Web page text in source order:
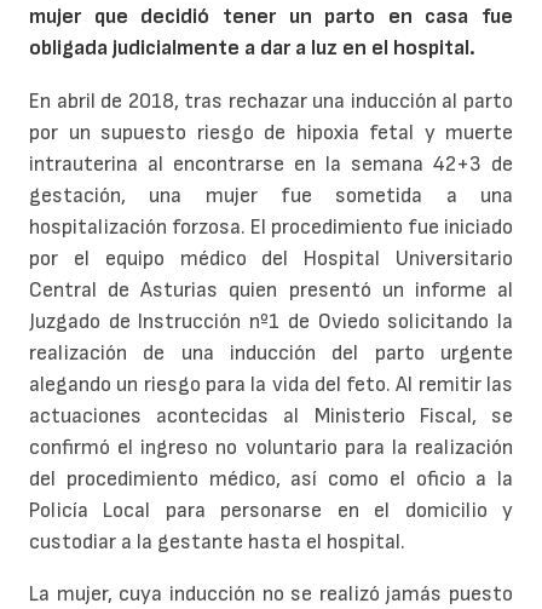
mujer que decidió tener un parto en casa fue
obligada judicialmente a dar a luz en el hospital.
En abril de 2018, tras rechazar una inducción al parto
por un supuesto riesgo de hipoxia fetal y muerte
intrauterina al encontrarse en la semana 42+3 de
gestación, una mujer fue sometida a una
hospitalización forzosa. El procedimiento fue iniciado
por el equipo médico del Hospital Universitario
Central de Asturias quien presentó un informe al
Juzgado de Instrucción nº1 de Oviedo solicitando la
realización de una inducción del parto urgente
alegando un riesgo para la vida del feto. Al remitir las
actuaciones acontecidas al Ministerio Fiscal, se
confirmó el ingreso no voluntario para la realización
del procedimiento médico, así como el oficio a la
Policía Local para personarse en el domicilio y
custodiar a la gestante hasta el hospital.
La mujer, cuya inducción no se realizó jamás puesto